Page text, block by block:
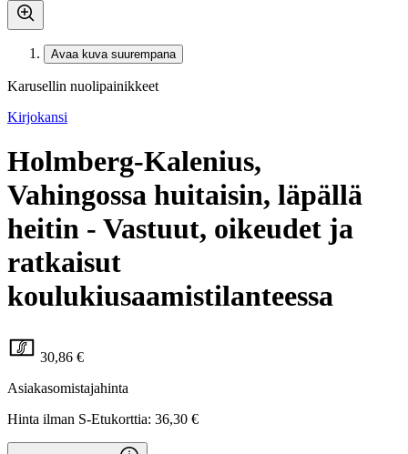
Avaa kuva suurempana
Karusellin nuolipainikkeet
Kirjokansi
Holmberg-Kalenius,
Vahingossa huitaisin, läpällä
heitin - Vastuut, oikeudet ja
ratkaisut
koulukiusaamistilanteessa
30,86 €
Asiakasomistajahinta
Hinta ilman S-Etukorttia: 36,30 €